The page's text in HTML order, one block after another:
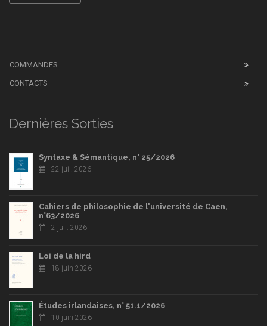
COMMANDES
CONTACTS
Dernières Sorties
Syntaxe & Sémantique, n° 25/2026
22 juil. 2026
Cahiers de philosophie de l'université de Caen,
n°63/2026
2 juil. 2026
Loi de la hird
18 juin 2026
Études irlandaises, n° 51.1/2026
10 juin 2026